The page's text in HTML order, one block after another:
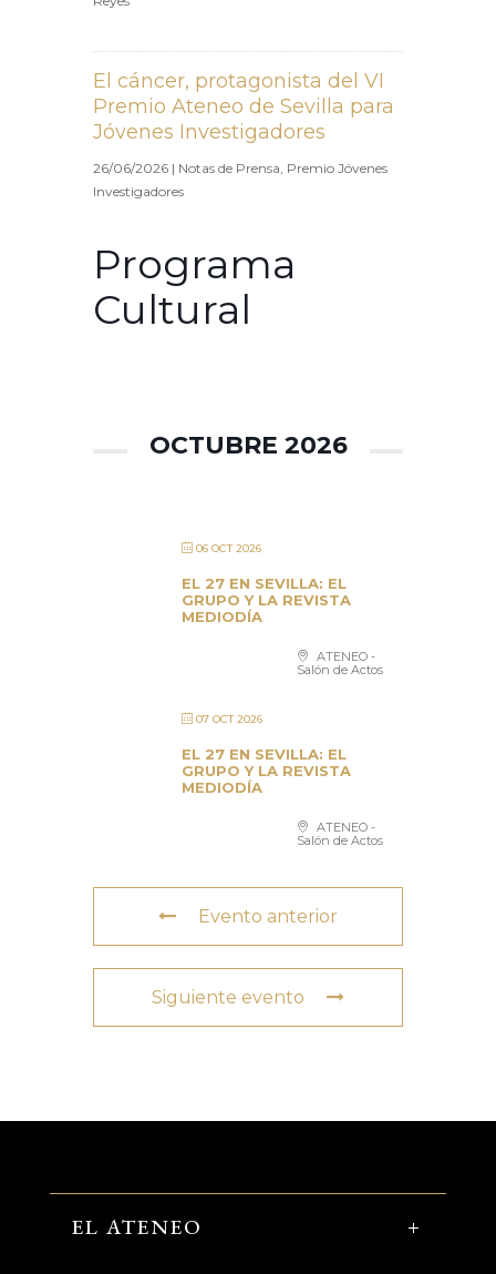
El cáncer, protagonista del VI
Premio Ateneo de Sevilla para
Jóvenes Investigadores
26/06/2026 | Notas de Prensa, Premio Jóvenes
Investigadores
Programa
Cultural
OCTUBRE 2026
06 OCT 2026
EL 27 EN SEVILLA: EL
GRUPO Y LA REVISTA
MEDIODÍA
ATENEO -
Salón de Actos
07 OCT 2026
EL 27 EN SEVILLA: EL
GRUPO Y LA REVISTA
MEDIODÍA
ATENEO -
Salón de Actos
Evento anterior
Siguiente evento
EL ATENEO